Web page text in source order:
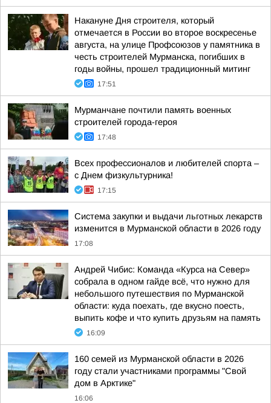
Накануне Дня строителя, который
отмечается в России во второе воскресенье
августа, на улице Профсоюзов у памятника в
честь строителей Мурманска, погибших в
годы войны, прошел традиционный митинг
17:51
Мурманчане почтили память военных
строителей города-героя
17:48
Всех профессионалов и любителей спорта –
с Днем физкультурника!
17:15
Система закупки и выдачи льготных лекарств
изменится в Мурманской области в 2026 году
17:08
Андрей Чибис: Команда «Курса на Север»
собрала в одном гайде всё, что нужно для
небольшого путешествия по Мурманской
области: куда поехать, где вкусно поесть,
выпить кофе и что купить друзьям на память
16:09
160 семей из Мурманской области в 2026
году стали участниками программы "Свой
дом в Арктике"
16:06